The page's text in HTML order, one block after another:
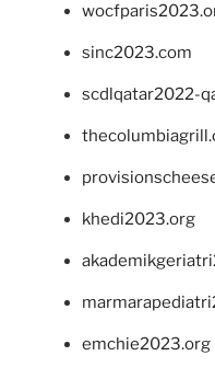
sinc2023.com
scdlqatar2022-
khedi2023.org
emchie2023.org